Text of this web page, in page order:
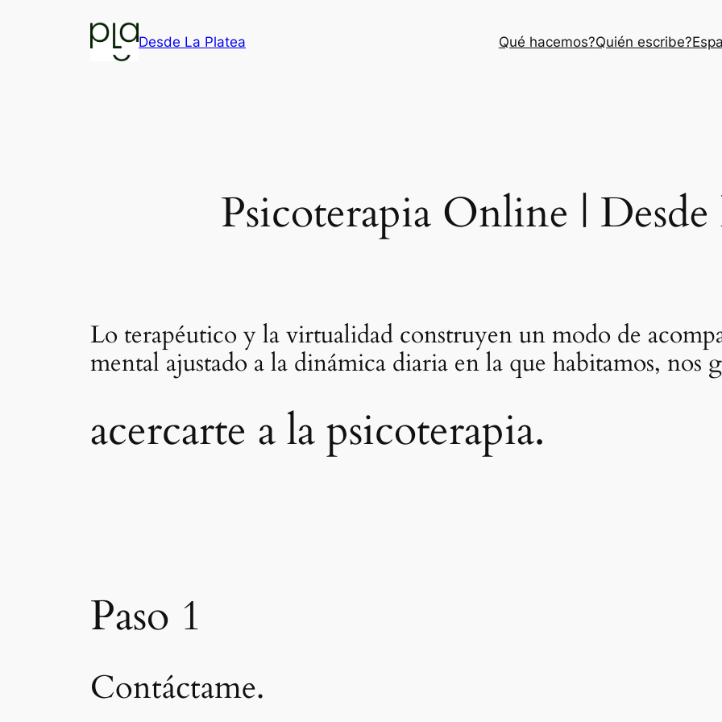
Desde La Platea Qué hacemos?Quién escribe?
Psicoterapia Online | Desde
Lo terapéutico y la virtualidad construyen un modo de
mental ajustado a la dinámica diaria en la que habitamos, nos
acercarte a la psicoterapia.
Paso 1
Contáctame.